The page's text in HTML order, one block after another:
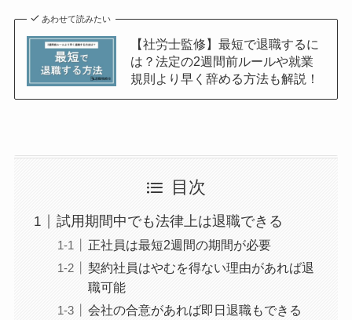
あわせて読みたい
【社労士監修】最短で退職するに
は？法定の2週間前ルールや就業
規則より早く辞める方法も解説！
目次
試用期間中でも法律上は退職できる
正社員は最短2週間の期間が必要
契約社員はやむを得ない理由があれば退
職可能
会社の合意があれば即日退職もできる